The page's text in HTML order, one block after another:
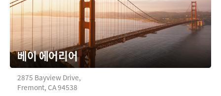
Japan
Korea
Mexico
Malaysia
Netherlands
베이 에어리어
2875 Bayview Drive,
Fremont, CA 94538